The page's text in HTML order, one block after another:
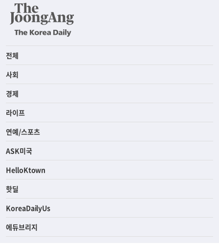
전체
사회
경제
라이프
연예/스포츠
ASK미국
HelloKtown
핫딜
KoreaDailyUs
에듀브리지